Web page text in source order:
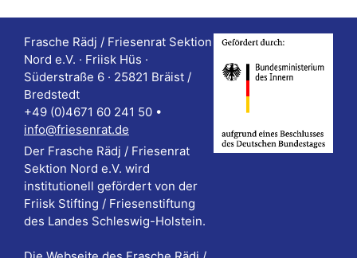
Frasche Rädj / Friesenrat Sektion
Nord e.V. · Friisk Hüs ·
Süderstraße 6 · 25821 Bräist /
Bredstedt
+49 (0)4671 60 241 50 •
info@friesenrat.de
Der Frasche Rädj / Friesenrat
Sektion Nord e.V. wird
institutionell gefördert von der
Friisk Stifting / Friesenstiftung
des Landes Schleswig-Holstein.